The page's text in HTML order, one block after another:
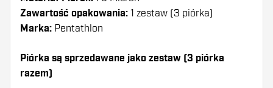
Zawartość opakowania: 1 zestaw (3 piórka)
Marka: Pentathlon
Piórka są sprzedawane jako zestaw (3 piórka
razem)